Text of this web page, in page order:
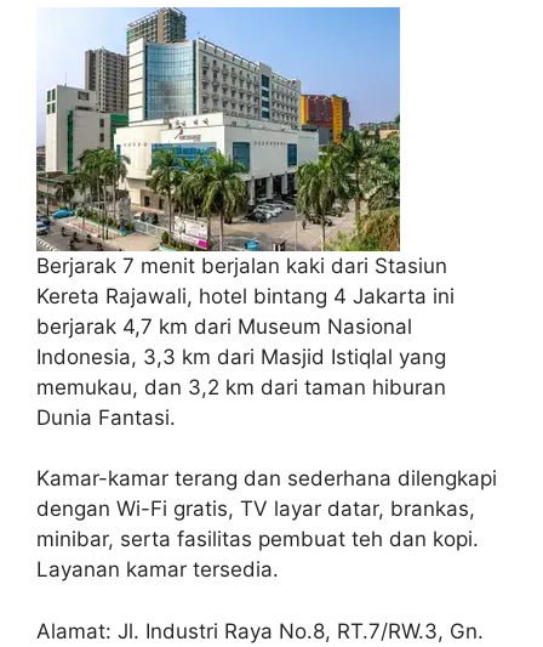
Berjarak 7 menit berjalan kaki dari Stasiun
Kereta Rajawali, hotel bintang 4 Jakarta ini
berjarak 4,7 km dari Museum Nasional
Indonesia, 3,3 km dari Masjid Istiqlal yang
memukau, dan 3,2 km dari taman hiburan
Dunia Fantasi.
Kamar-kamar terang dan sederhana dilengkapi
dengan Wi-Fi gratis, TV layar datar, brankas,
minibar, serta fasilitas pembuat teh dan kopi.
Layanan kamar tersedia.
Alamat: Jl. Industri Raya No.8, RT.7/RW.3, Gn.